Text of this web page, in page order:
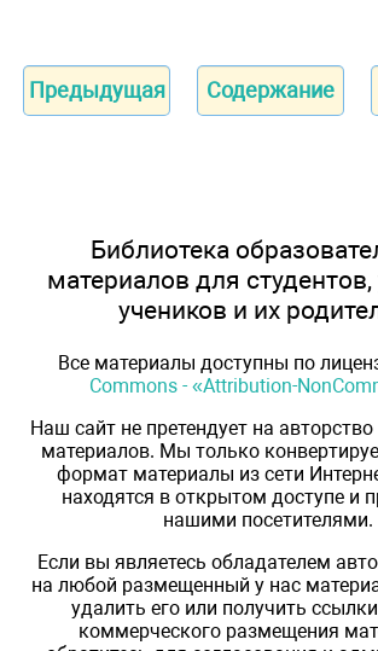
Предыдущая Содержание
Библиотека
материалов для студентов,
учеников и их
Все материалы доступны по
Commons - «Attribution-
Наш сайт не претендует на
материалов. Мы только
формат материалы из сети
находятся в открытом доступе и
нашими посетителями.
Если вы являетесь обладателем
на любой размещенный у нас
удалить его или получить
коммерческого размещения